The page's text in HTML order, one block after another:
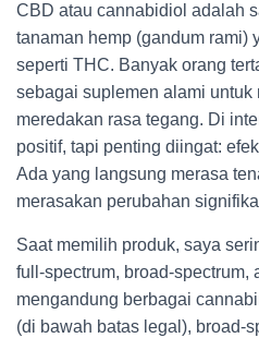
CBD atau cannabidiol adalah
tanaman hemp (gandum rami)
seperti THC. Banyak orang
sebagai suplemen alami untuk
meredakan rasa tegang. Di
positif, tapi penting diingat:
Ada yang langsung merasa
merasakan perubahan
Saat memilih produk, saya
full-spectrum, broad-spectrum,
mengandung berbagai
(di bawah batas legal), broad-